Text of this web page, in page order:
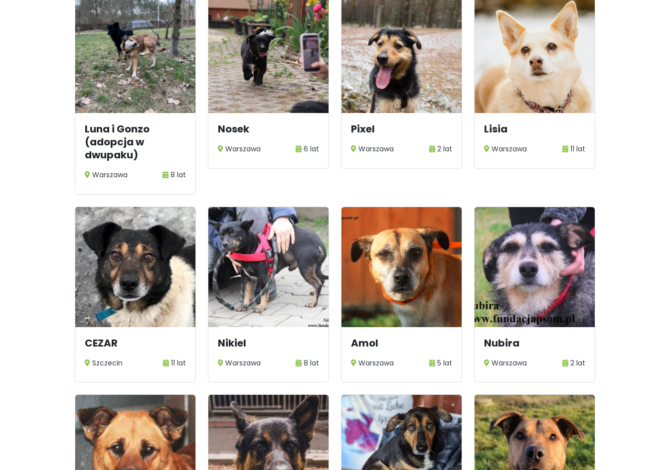
Luna i Gonzo
(adopcja w
dwupaku)
Warszawa 8 lat
Nosek
Warszawa 6 lat
Pixel
Warszawa 2 lat
Lisia
Warszawa 11 lat
CEZAR
Szczecin 11 lat
Nikiel
Warszawa 8 lat
Amol
Warszawa 5 lat
Nubira
Warszawa 2 lat